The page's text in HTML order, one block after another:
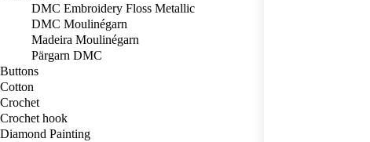
DMC Embroidery Floss Metallic
DMC Moulinégarn
Madeira Moulinégarn
Pärgarn DMC
Buttons
Cotton
Crochet
Crochet hook
Diamond Painting